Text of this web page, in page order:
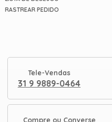
RASTREAR PEDIDO
Tele-Vendas
31 9 9889-0464
Compre ou Converse